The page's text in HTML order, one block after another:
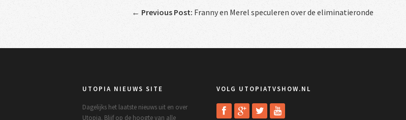
← Previous Post: Franny en Merel speculeren over de eliminatieronde
UTOPIA NIEUWS SITE
Dagelijks het laatste nieuws uit en over
Utopia. Blijf op de hoogte van alle
VOLG UTOPIATVSHOW.NL